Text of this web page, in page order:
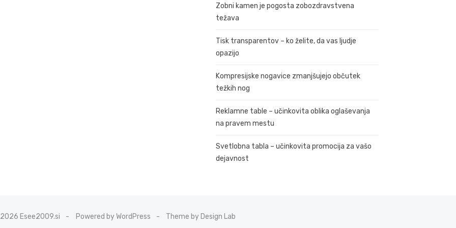
Zobni kamen je pogosta zobozdravstvena
težava
Tisk transparentov – ko želite, da vas ljudje
opazijo
Kompresijske nogavice zmanjšujejo občutek
težkih nog
Reklamne table – učinkovita oblika oglaševanja
na pravem mestu
Svetlobna tabla – učinkovita promocija za vašo
dejavnost
Esee2009.si Powered by WordPress Theme by Design Lab